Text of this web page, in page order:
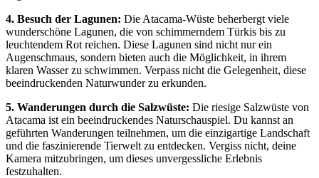
4. Besuch der Lagunen: Die Atacama-Wüste beherbergt viele
wunderschöne Lagunen, die von schimmerndem Türkis bis zu
leuchtendem Rot reichen. Diese Lagunen sind nicht nur ein
Augenschmaus, sondern bieten auch die Möglichkeit, in ihrem
klaren Wasser zu schwimmen. Verpass nicht die Gelegenheit, diese
beeindruckenden Naturwunder zu erkunden.
5. Wanderungen durch die Salzwüste: Die riesige Salzwüste von
Atacama ist ein beeindruckendes Naturschauspiel. Du kannst an
geführten Wanderungen teilnehmen, um die einzigartige Landschaft
und die faszinierende Tierwelt zu entdecken. Vergiss nicht, deine
Kamera mitzubringen, um dieses unvergessliche Erlebnis
festzuhalten.